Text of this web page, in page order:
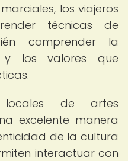
los viajeros
técnicas de
comprender la
y los valores que
locales de artes
excelente manera
de la cultura
interactuar con